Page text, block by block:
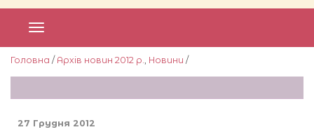
Головна / Архів новин 2012 р. Новини /
27 Грудня 2012